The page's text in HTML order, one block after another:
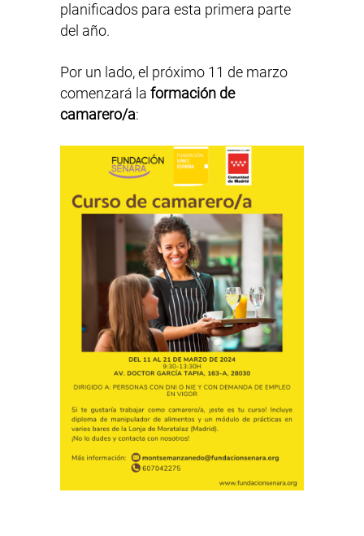
planificados para esta primera parte
del año.
Por un lado, el próximo 11 de marzo
comenzará la formación de
camarero/a: